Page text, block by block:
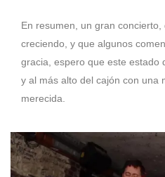
En resumen, un gran
creciendo, y que algunos
gracia, espero que este estado
y al más alto del cajón con una
merecida.